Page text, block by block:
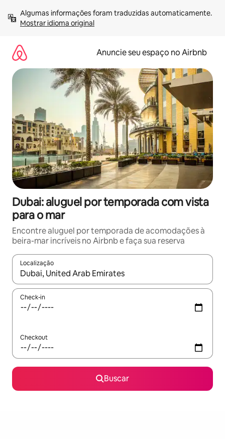
para
Mostrar idioma original
Anuncie seu espaço no Airbnb
Dubai: aluguel por temporada com vista
para o mar
Encontre aluguel por temporada de acomodações à
beira-mar incríveis no Airbnb e faça sua reserva
Localização
Quando os resultados estiverem disponíveis, explore-os
Check-in
Checkout
Buscar